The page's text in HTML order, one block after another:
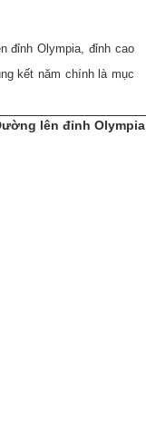
đỉnh Olympia, đỉnh cao
kết năm chính là mục